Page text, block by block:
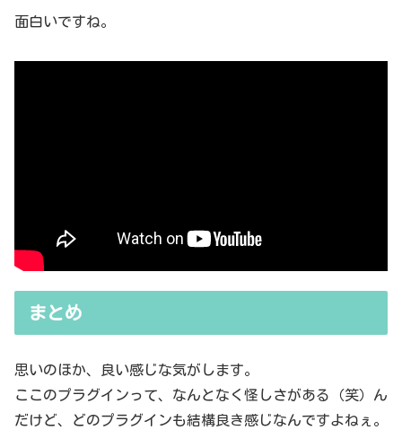
面白いですね。
まとめ
思いのほか、良い感じな気がします。
ここのプラグインって、なんとなく怪しさがある（笑）ん
だけど、どのプラグインも結構良き感じなんですよねぇ。